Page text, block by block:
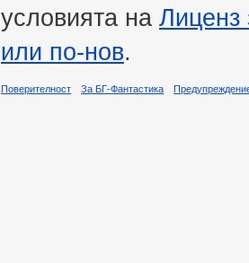
условията на Лиценз
или по-нов.
Поверителност За БГ-Фантастика